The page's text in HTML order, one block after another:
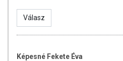
Válasz
Képesné Fekete Éva